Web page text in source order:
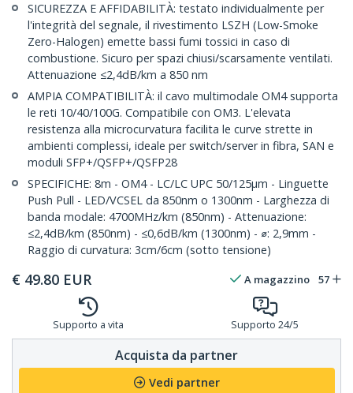
SICUREZZA E AFFIDABILITÀ: testato individualmente per
l'integrità del segnale, il rivestimento LSZH (Low-Smoke
Zero-Halogen) emette bassi fumi tossici in caso di
combustione. Sicuro per spazi chiusi/scarsamente ventilati.
Attenuazione ≤2,4dB/km a 850 nm
AMPIA COMPATIBILITÀ: il cavo multimodale OM4 supporta
le reti 10/40/100G. Compatibile con OM3. L'elevata
resistenza alla microcurvatura facilita le curve strette in
ambienti complessi, ideale per switch/server in fibra, SAN e
moduli SFP+/QSFP+/QSFP28
SPECIFICHE: 8m - OM4 - LC/LC UPC 50/125µm - Linguette
Push Pull - LED/VCSEL da 850nm o 1300nm - Larghezza di
banda modale: 4700MHz/km (850nm) - Attenuazione:
≤2,4dB/km (850nm) - ≤0,6dB/km (1300nm) - ⌀: 2,9mm -
Raggio di curvatura: 3cm/6cm (sotto tensione)
€ 49.80 EUR A magazzino 57
Supporto a vita Supporto 24/5
Acquista da partner
Vedi partner